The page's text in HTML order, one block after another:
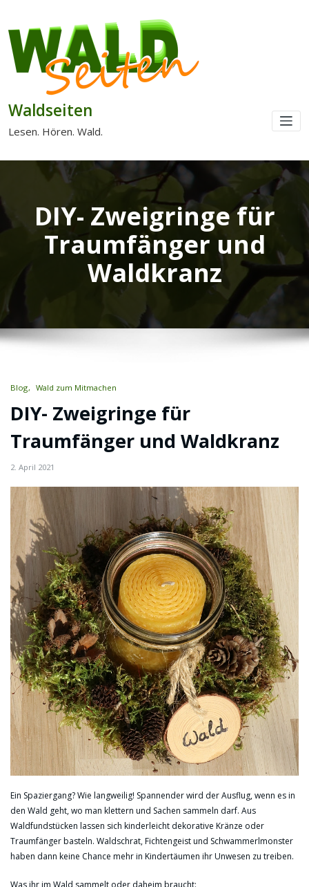
Waldseiten
Lesen. Hören. Wald.
DIY- Zweigringe für
Traumfänger und
Waldkranz
Blog Wald zum Mitmachen
DIY- Zweigringe für
Traumfänger und Waldkranz
2. April 2021
Ein Spaziergang? Wie langweilig! Spannender wird der Ausflug, wenn es in
den Wald geht, wo man klettern und Sachen sammeln darf. Aus
Waldfundstücken lassen sich kinderleicht dekorative Kränze oder
Traumfänger basteln. Waldschrat, Fichtengeist und Schwammerlmonster
haben dann keine Chance mehr in Kindertäumen ihr Unwesen zu treiben.